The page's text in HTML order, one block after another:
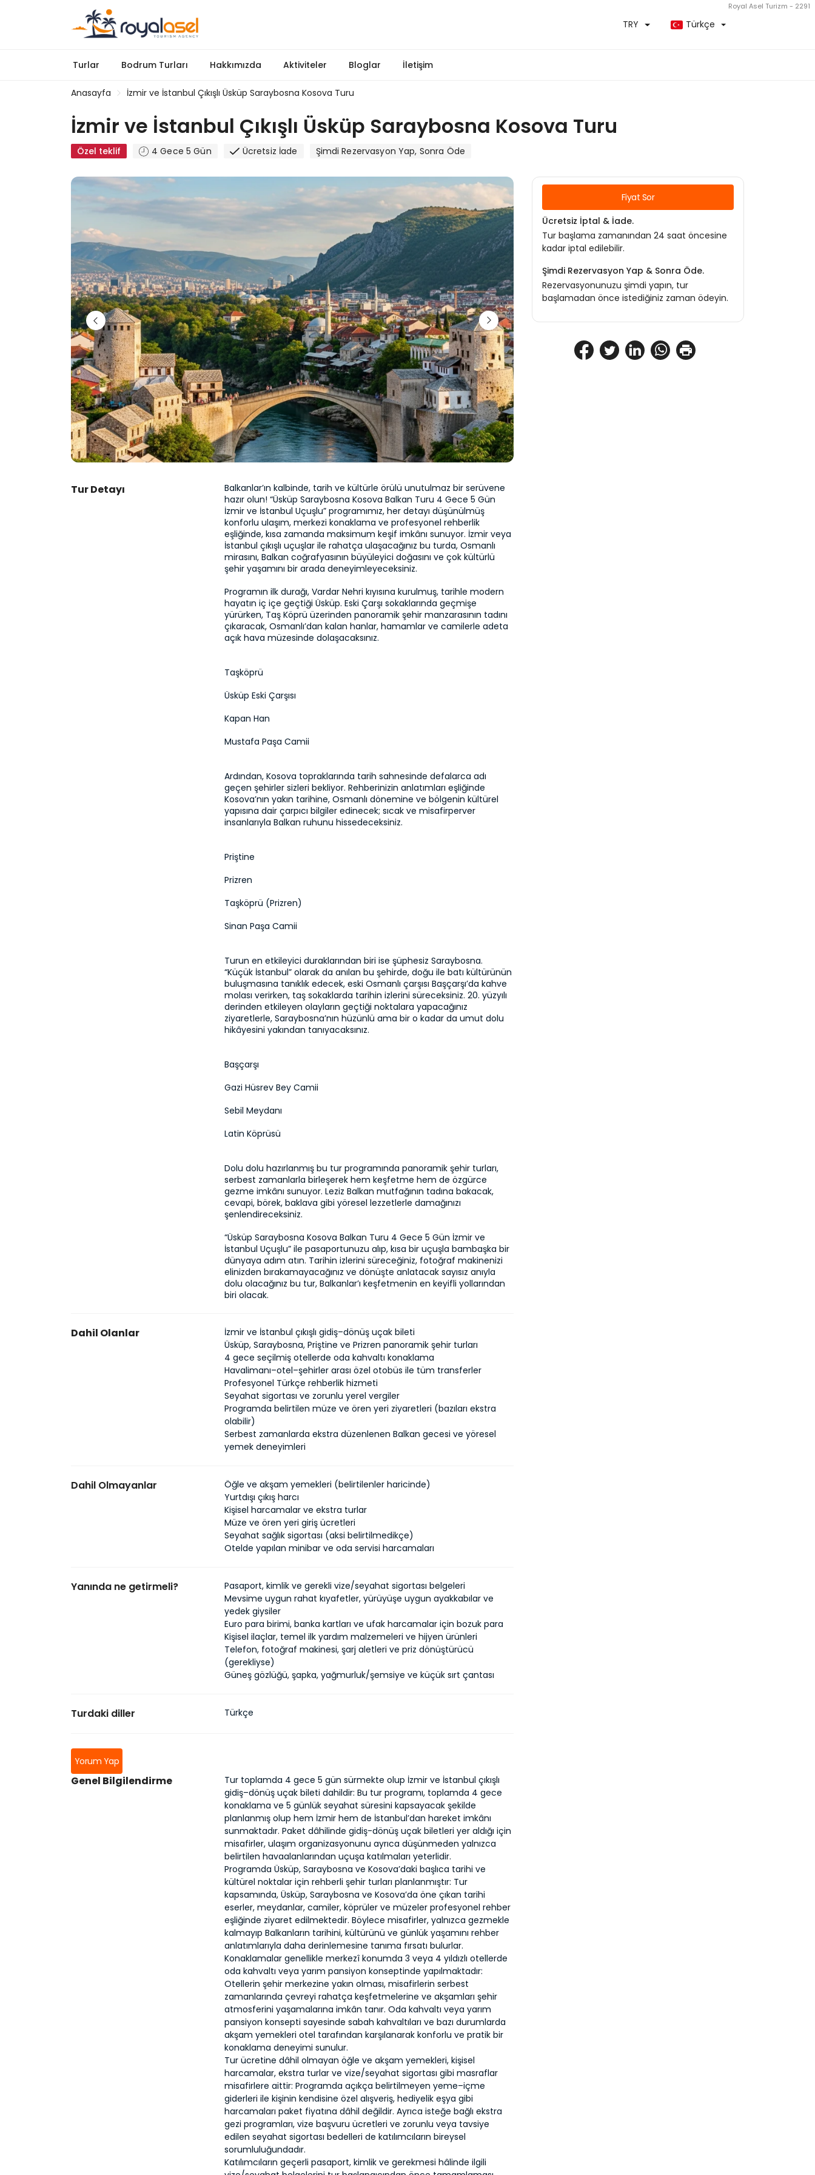
Royal Asel Turizm - 2291
TRY Türkçe
Turlar Bodrum Turları Hakkımızda Aktiviteler Bloglar İletişim
Anasayfa İzmir ve İstanbul Çıkışlı Üsküp Saraybosna Kosova Turu
İzmir ve İstanbul Çıkışlı Üsküp Saraybosna Kosova Turu
Özel teklif 4 Gece 5 Gün Ücretsiz İade Şimdi Rezervasyon Yap, Sonra Öde
Tur Detayı
Balkanlar’ın kalbinde, tarih ve kültürle örülü unutulmaz bir serüvene
hazır olun! “Üsküp Saraybosna Kosova Balkan Turu 4 Gece 5 Gün
İzmir ve İstanbul Uçuşlu” programımız, her detayı düşünülmüş
konforlu ulaşım, merkezi konaklama ve profesyonel rehberlik
eşliğinde, kısa zamanda maksimum keşif imkânı sunuyor. İzmir veya
İstanbul çıkışlı uçuşlar ile rahatça ulaşacağınız bu turda, Osmanlı
mirasını, Balkan coğrafyasının büyüleyici doğasını ve çok kültürlü
şehir yaşamını bir arada deneyimleyeceksiniz.
Programın ilk durağı, Vardar Nehri kıyısına kurulmuş, tarihle modern
hayatın iç içe geçtiği Üsküp. Eski Çarşı sokaklarında geçmişe
yürürken, Taş Köprü üzerinden panoramik şehir manzarasının tadını
çıkaracak, Osmanlı’dan kalan hanlar, hamamlar ve camilerle adeta
açık hava müzesinde dolaşacaksınız.
Taşköprü
Üsküp Eski Çarşısı
Kapan Han
Mustafa Paşa Camii
Ardından, Kosova topraklarında tarih sahnesinde defalarca adı
geçen şehirler sizleri bekliyor. Rehberinizin anlatımları eşliğinde
Kosova’nın yakın tarihine, Osmanlı dönemine ve bölgenin kültürel
yapısına dair çarpıcı bilgiler edinecek; sıcak ve misafirperver
insanlarıyla Balkan ruhunu hissedeceksiniz.
Priştine
Prizren
Taşköprü (Prizren)
Sinan Paşa Camii
Turun en etkileyici duraklarından biri ise şüphesiz Saraybosna.
“Küçük İstanbul” olarak da anılan bu şehirde, doğu ile batı kültürünün
buluşmasına tanıklık edecek, eski Osmanlı çarşısı Başçarşı’da kahve
molası verirken, taş sokaklarda tarihin izlerini süreceksiniz. 20. yüzyılı
derinden etkileyen olayların geçtiği noktalara yapacağınız
ziyaretlerle, Saraybosna’nın hüzünlü ama bir o kadar da umut dolu
hikâyesini yakından tanıyacaksınız.
Başçarşı
Gazi Hüsrev Bey Camii
Sebil Meydanı
Latin Köprüsü
Dolu dolu hazırlanmış bu tur programında panoramik şehir turları,
serbest zamanlarla birleşerek hem keşfetme hem de özgürce
gezme imkânı sunuyor. Leziz Balkan mutfağının tadına bakacak,
cevapi, börek, baklava gibi yöresel lezzetlerle damağınızı
şenlendireceksiniz.
“Üsküp Saraybosna Kosova Balkan Turu 4 Gece 5 Gün İzmir ve
İstanbul Uçuşlu” ile pasaportunuzu alıp, kısa bir uçuşla bambaşka bir
dünyaya adım atın. Tarihin izlerini süreceğiniz, fotoğraf makinenizi
elinizden bırakamayacağınız ve dönüşte anlatacak sayısız anıyla
dolu olacağınız bu tur, Balkanlar’ı keşfetmenin en keyifli yollarından
biri olacak.
Dahil Olanlar
İzmir ve İstanbul çıkışlı gidiş–dönüş uçak bileti
Üsküp, Saraybosna, Priştine ve Prizren panoramik şehir turları
4 gece seçilmiş otellerde oda kahvaltı konaklama
Havalimanı–otel–şehirler arası özel otobüs ile tüm transferler
Profesyonel Türkçe rehberlik hizmeti
Seyahat sigortası ve zorunlu yerel vergiler
Programda belirtilen müze ve ören yeri ziyaretleri (bazıları ekstra
olabilir)
Serbest zamanlarda ekstra düzenlenen Balkan gecesi ve yöresel
yemek deneyimleri
Dahil Olmayanlar
Öğle ve akşam yemekleri (belirtilenler haricinde)
Yurtdışı çıkış harcı
Kişisel harcamalar ve ekstra turlar
Müze ve ören yeri giriş ücretleri
Seyahat sağlık sigortası (aksi belirtilmedikçe)
Otelde yapılan minibar ve oda servisi harcamaları
Yanında ne getirmeli?
Pasaport, kimlik ve gerekli vize/seyahat sigortası belgeleri
Mevsime uygun rahat kıyafetler, yürüyüşe uygun ayakkabılar ve
yedek giysiler
Euro para birimi, banka kartları ve ufak harcamalar için bozuk para
Kişisel ilaçlar, temel ilk yardım malzemeleri ve hijyen ürünleri
Telefon, fotoğraf makinesi, şarj aletleri ve priz dönüştürücü
(gerekliyse)
Güneş gözlüğü, şapka, yağmurluk/şemsiye ve küçük sırt çantası
Turdaki diller Türkçe
Yorum Yap
Genel Bilgilendirme
Tur toplamda 4 gece 5 gün sürmekte olup İzmir ve İstanbul çıkışlı
gidiş–dönüş uçak bileti dahildir: Bu tur programı, toplamda 4 gece
konaklama ve 5 günlük seyahat süresini kapsayacak şekilde
planlanmış olup hem İzmir hem de İstanbul’dan hareket imkânı
sunmaktadır. Paket dâhilinde gidiş-dönüş uçak biletleri yer aldığı için
misafirler, ulaşım organizasyonunu ayrıca düşünmeden yalnızca
belirtilen havaalanlarından uçuşa katılmaları yeterlidir.
Programda Üsküp, Saraybosna ve Kosova’daki başlıca tarihi ve
kültürel noktalar için rehberli şehir turları planlanmıştır: Tur
kapsamında, Üsküp, Saraybosna ve Kosova’da öne çıkan tarihi
eserler, meydanlar, camiler, köprüler ve müzeler profesyonel rehber
eşliğinde ziyaret edilmektedir. Böylece misafirler, yalnızca gezmekle
kalmayıp Balkanların tarihini, kültürünü ve günlük yaşamını rehber
anlatımlarıyla daha derinlemesine tanıma fırsatı bulurlar.
Konaklamalar genellikle merkezî konumda 3 veya 4 yıldızlı otellerde
oda kahvaltı veya yarım pansiyon konseptinde yapılmaktadır:
Otellerin şehir merkezine yakın olması, misafirlerin serbest
zamanlarında çevreyi rahatça keşfetmelerine ve akşamları şehir
atmosferini yaşamalarına imkân tanır. Oda kahvaltı veya yarım
pansiyon konsepti sayesinde sabah kahvaltıları ve bazı durumlarda
akşam yemekleri otel tarafından karşılanarak konforlu ve pratik bir
konaklama deneyimi sunulur.
Tur ücretine dâhil olmayan öğle ve akşam yemekleri, kişisel
harcamalar, ekstra turlar ve vize/seyahat sigortası gibi masraflar
misafirlere aittir: Programda açıkça belirtilmeyen yeme–içme
giderleri ile kişinin kendisine özel alışveriş, hediyelik eşya gibi
harcamaları paket fiyatına dâhil değildir. Ayrıca isteğe bağlı ekstra
gezi programları, vize başvuru ücretleri ve zorunlu veya tavsiye
edilen seyahat sigortası bedelleri de katılımcıların bireysel
sorumluluğundadır.
Katılımcıların geçerli pasaport, kimlik ve gerekmesi hâlinde ilgili
Fiyat Sor
Ücretsiz İptal & İade.
Tur başlama zamanından 24 saat öncesine
kadar iptal edilebilir.
Şimdi Rezervasyon Yap & Sonra Öde.
Rezervasyonunuzu şimdi yapın, tur
başlamadan önce istediğiniz zaman ödeyin.